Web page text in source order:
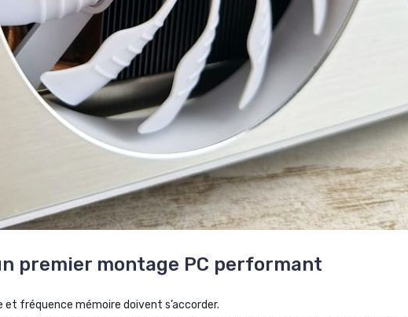
premier montage PC performant
fréquence mémoire doivent s’accorder.